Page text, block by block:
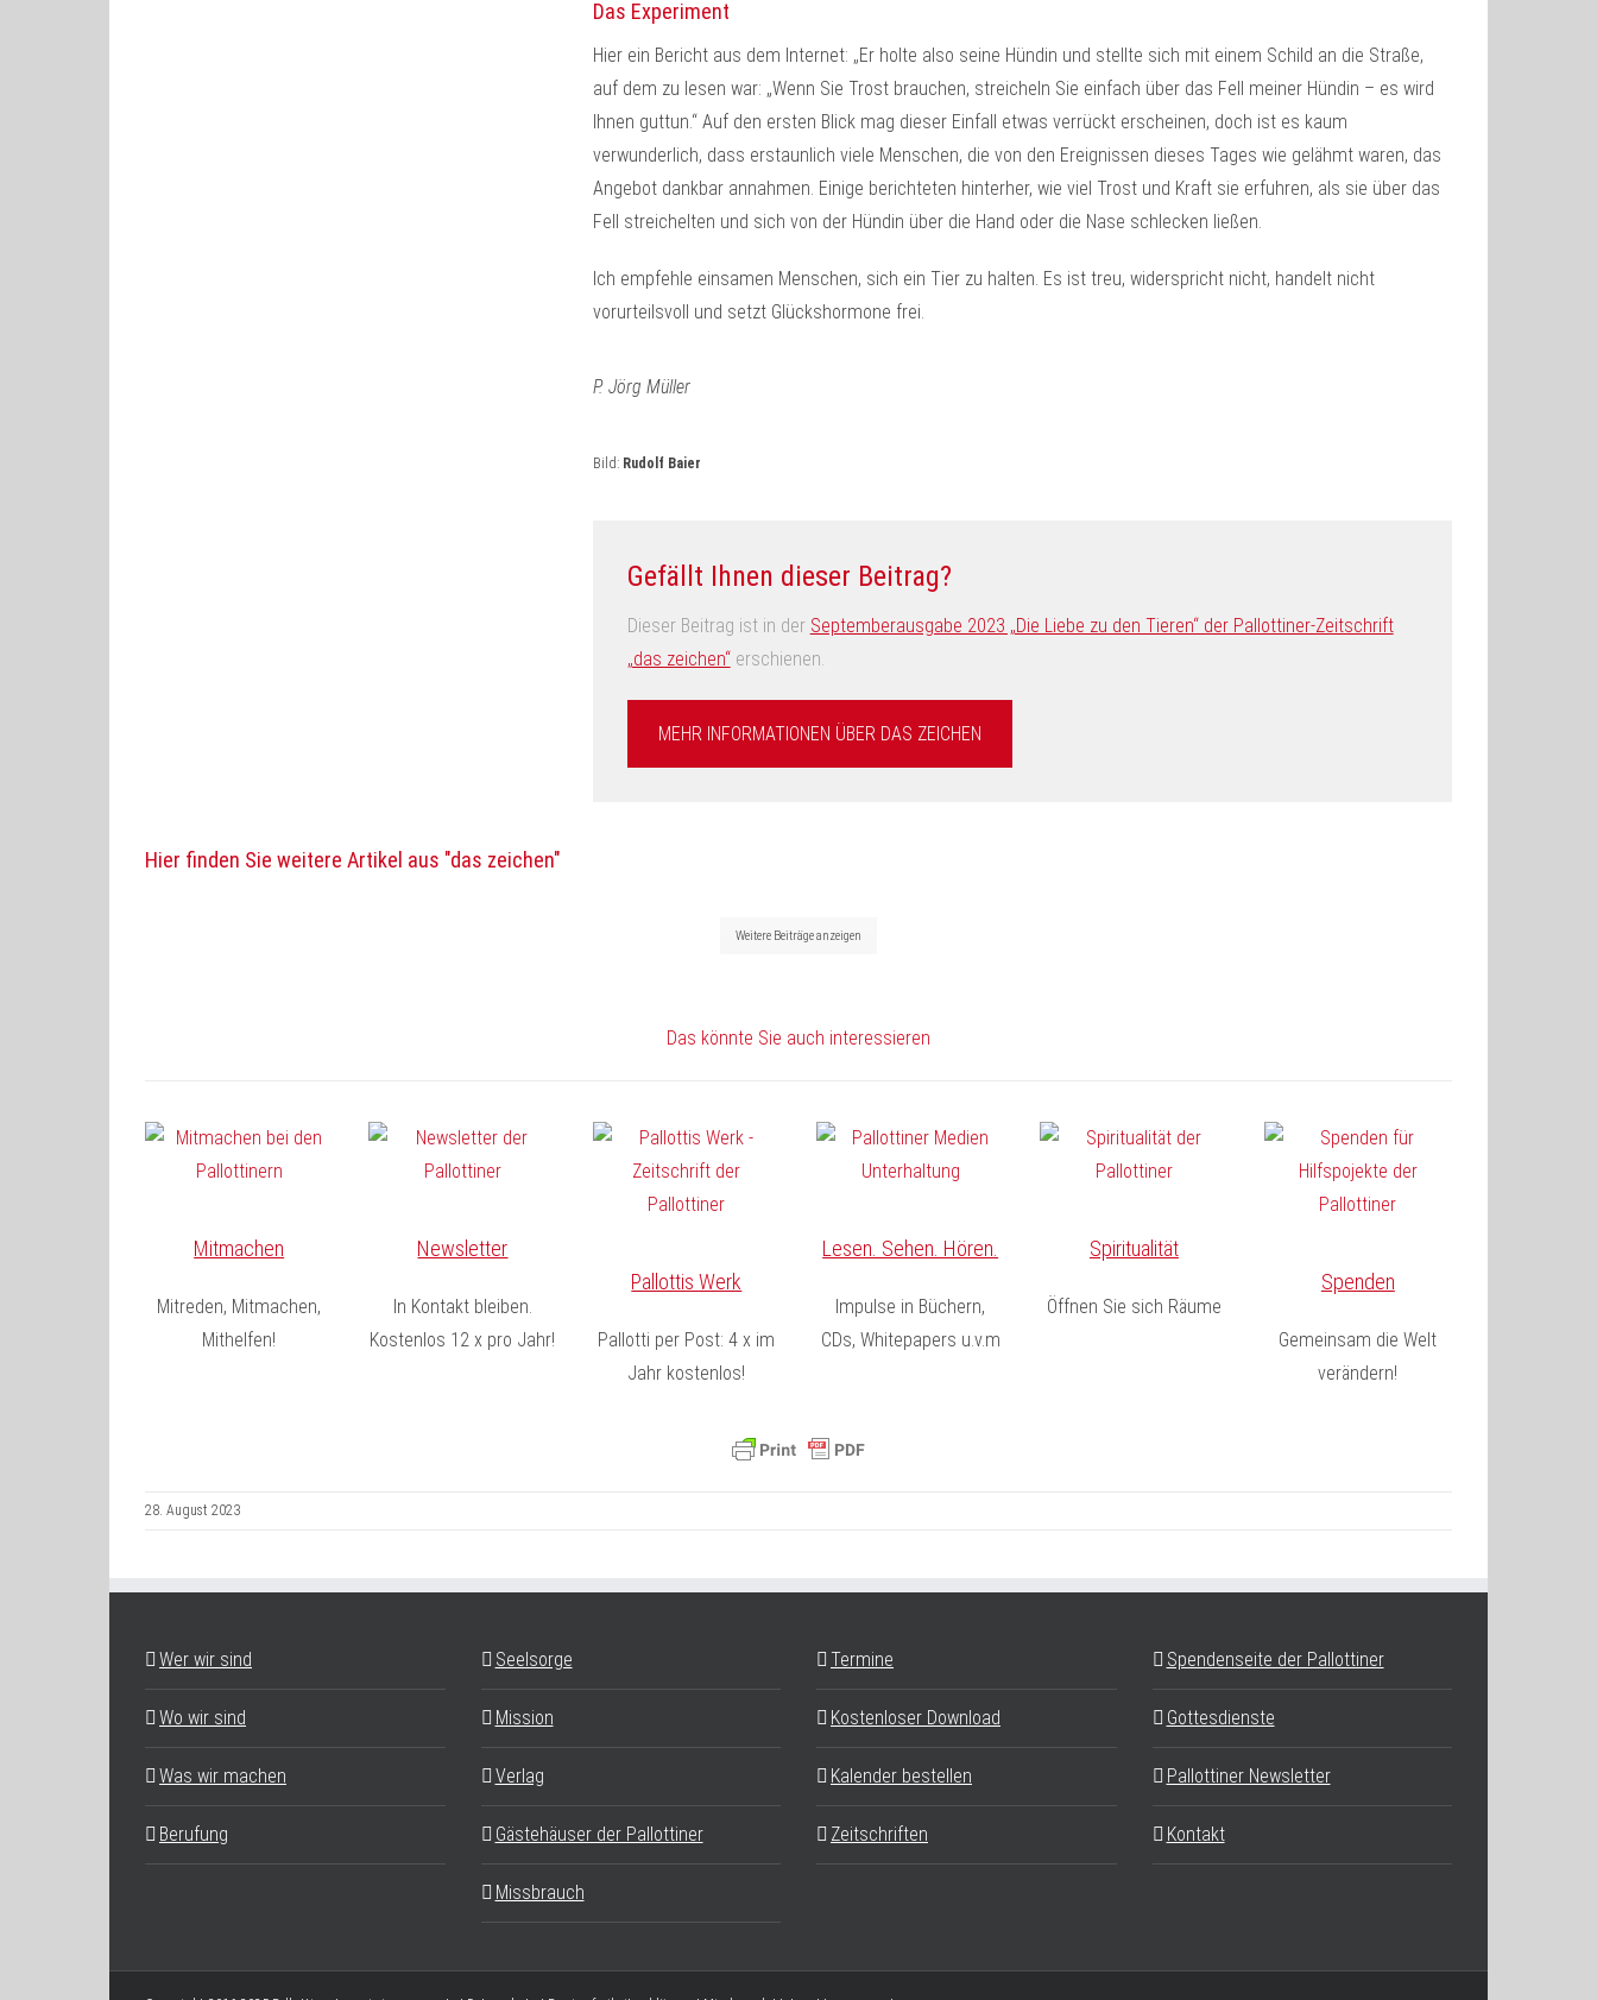
Das Experiment
Hier ein Bericht aus dem Internet: „Er holte also seine Hündin und stellte sich mit einem Schild an die Straße,
auf dem zu lesen war: „Wenn Sie Trost brauchen, streicheln Sie einfach über das Fell meiner Hündin – es wird
Ihnen guttun.“ Auf den ersten Blick mag dieser Einfall etwas verrückt erscheinen, doch ist es kaum
verwunderlich, dass erstaunlich viele Menschen, die von den Ereignissen dieses Tages wie gelähmt waren, das
Angebot dankbar annahmen. Einige berichteten hinterher, wie viel Trost und Kraft sie erfuhren, als sie über das
Fell streichelten und sich von der Hündin über die Hand oder die Nase schlecken ließen.
Ich empfehle einsamen Menschen, sich ein Tier zu halten. Es ist treu, widerspricht nicht, handelt nicht
vorurteilsvoll und setzt Glückshormone frei.
P. Jörg Müller
Bild: Rudolf Baier
Gefällt Ihnen dieser Beitrag?
Dieser Beitrag ist in der Septemberausgabe 2023 „Die Liebe zu den Tieren“ der Pallottiner-Zeitschrift
„das zeichen“erschienen.
MEHR INFORMATIONEN ÜBER DAS ZEICHEN
Hier finden Sie weitere Artikel aus "das zeichen"
Weitere Beiträge anzeigen
Das könnte Sie auch interessieren
Mitmachen
Mitreden, Mitmachen,
Mithelfen!
Newsletter
In Kontakt bleiben.
Kostenlos 12 x pro Jahr!
Pallottis Werk
Pallotti per Post: 4 x im
Jahr kostenlos!
Lesen. Sehen. Hören.
Impulse in Büchern,
CDs, Whitepapers u.v.m
Spiritualität
Öffnen Sie sich Räume
Spenden
Gemeinsam die Welt
verändern!
28. August 2023
Wer wir sind
Wo wir sind
Was wir machen
Berufung
Seelsorge
Mission
Verlag
Gästehäuser der Pallottiner
Missbrauch
Termine
Kostenloser Download
Kalender bestellen
Zeitschriften
Spendenseite der Pallottiner
Gottesdienste
Pallottiner Newsletter
Kontakt